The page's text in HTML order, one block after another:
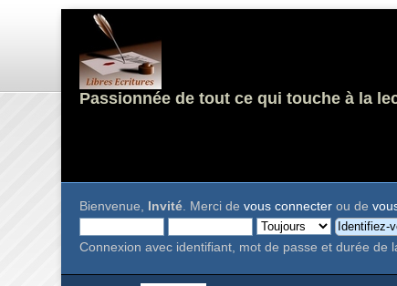
Passionnée de tout ce qui touche à la
Bienvenue, Invité. Merci devous connecter ou de
Connexion avec identifiant, mot de passe et durée de